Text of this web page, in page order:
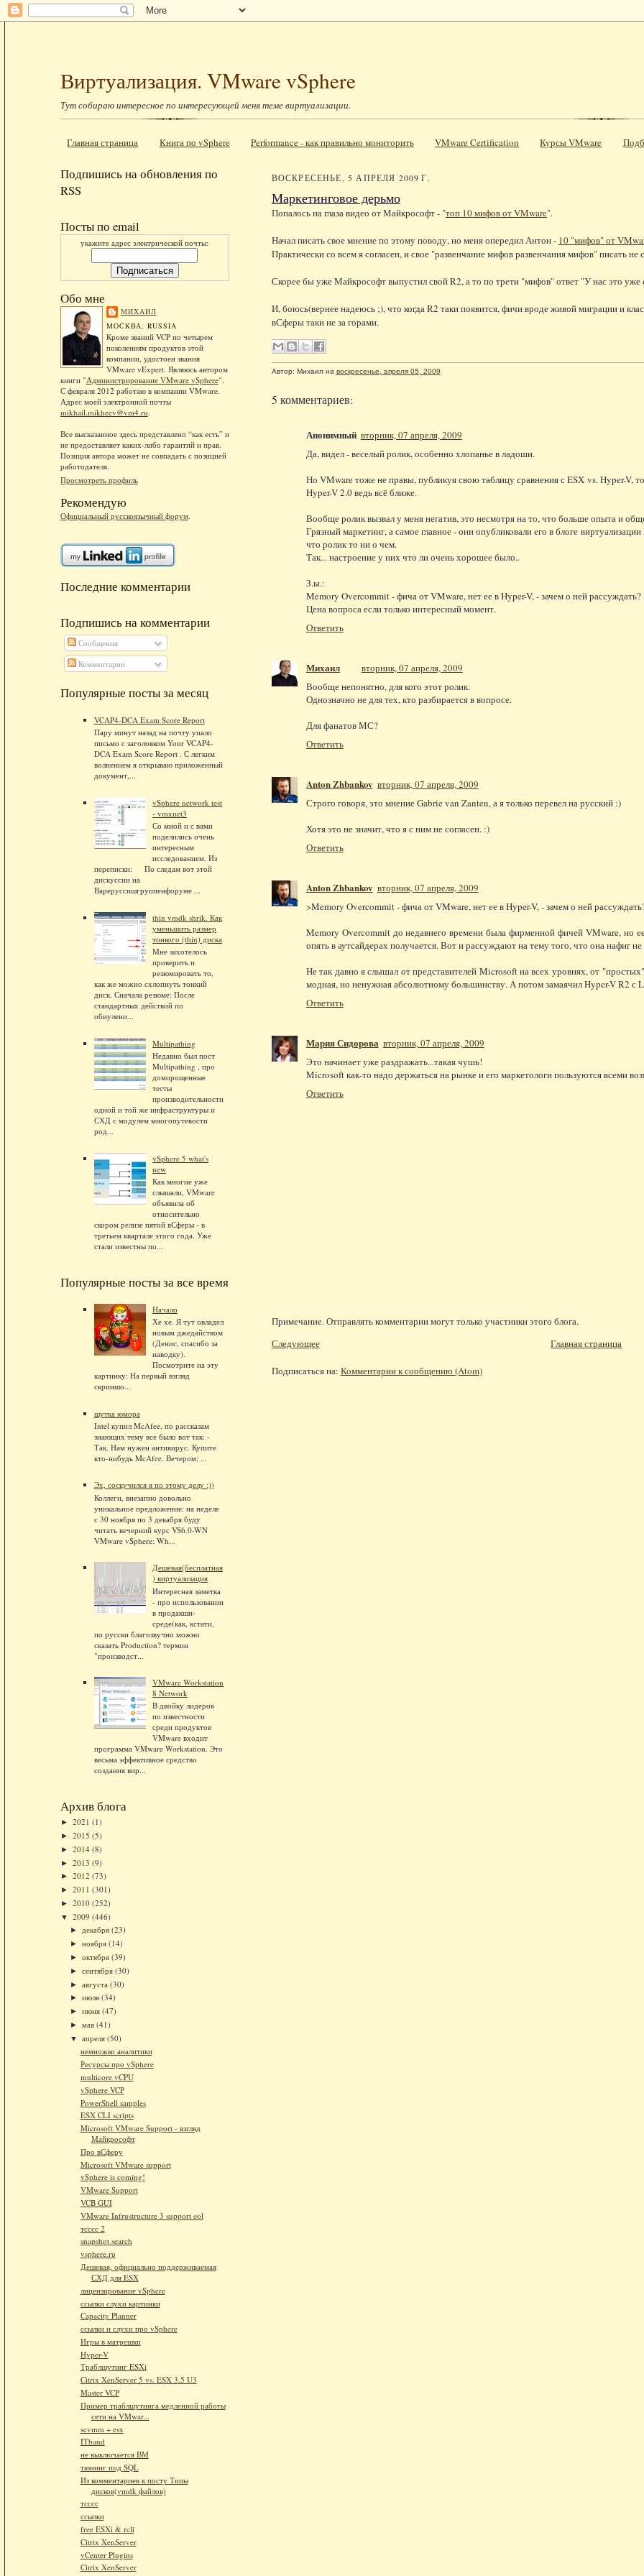
Виртуализация. VMware vSphere
Тут собираю интересное по интересующей меня теме виртуализации.
Главная страница Книга по vSphere Performance - как правильно мониторить VMware Certification Курсы VMware
Подпишись на обновления по
RSS
Посты по email
укажите адрес электрической почты:
Обо мне
МИХАИЛ
МОСКВА, RUSSIA
Кроме званий VCP по четырем
поколениям продуктов этой
компании, удостоен звания
VMware vExpert. Являюсь автором
книги "Администрирование VMware vSphere".
С февраля 2012 работаю в компании VMware.
Адрес моей электронной почты
mikhail.mikheev@vm4.ru.
Все высказанное здесь представлено “как есть” и
не предоставляет каких-либо гарантий и прав.
Позиция автора может не совпадать с позицией
работодателя.
Просмотреть профиль
Рекомендую
Официальный русскоязычный форум.
Последние комментарии
Подпишись на комментарии
Сообщения
Комментарии
Популярные посты за месяц
VCAP4-DCA Exam Score Report
Пару минут назад на почту упало
письмо с заголовком Your VCAP4-
DCA Exam Score Report . С легким
волнением я открываю приложенный
документ,...
vSphere network test
- vmxnet3
Со мной и с вами
поделились очень
интересным
исследованием. Из
переписки: По следам вот этой
дискуссии на
Вареруссишгруппенфоруме ...
thin vmdk shrik. Как
уменьшить размер
тонкого (thin) диска
Мне захотелось
проверить и
резюмировать то,
как же можно схлопнуть тонкий
диск. Сначала резюме: После
стандартных действий по
обнулени...
Multipathing
Недавно был пост
Multipathing , про
доморощенные
тесты
производительности
одной и той же инфраструктуры и
СХД с модулем многопутевости
род...
vSphere 5 what's
new
Как многие уже
слышали, VMware
объявила об
относительно
скором релизе пятой вСферы - в
третьем квартале этого года. Уже
стали известны по...
Популярные посты за все время
Начало
Хе хе. Я тут овладел
новым джедайством
(Денис, спасибо за
наводку).
Посмотрите на эту
картинку: На первый взгляд
скриншо...
шутка юмора
Intel купил McAfee. по рассказам
знающих тему все было вот так: -
Так. Нам нужен антивирус. Купите
кто-нибудь McAfee. Вечером: ...
Эх, соскучился я по этому делу :))
Коллеги, внезапно довольно
уникальное предложение: на неделе
с 30 ноября по 3 декабря буду
читать вечерний курс VS6.0-WN
VMware vSphere: Wh...
Дешевая(бесплатная
) виртуализация
Интересная заметка
- про использовании
в продакшн-
среде(как, кстати,
по русски благозвучно можно
сказать Production? термин
"производст...
VMware Workstation
8 Network
В двойку лидеров
по известности
среди продуктов
VMware входит
программа VMware Workstation. Это
весьма эффективное средство
создания вир...
Архив блога
► 2021 (1)
► 2015 (5)
► 2014 (8)
► 2013 (9)
► 2012 (73)
► 2011 (301)
► 2010 (252)
▼ 2009 (446)
► декабря (23)
► ноября (14)
► октября (39)
► сентября (30)
► августа (30)
► июля (34)
► июня (47)
► мая (41)
▼ апреля (50)
немножко аналитики
Ресурсы про vSphere
multicore vCPU
vSphere VCP
PowerShell samples
ESX CLI scripts
Microsoft VMware Support - взгляд
Майкрософт
Про вСферу
Microsoft VMware support
vSphere is coming!
VMware Support
VCB GUI
VMware Infrustructure 3 support eol
тсссс 2
snapshot search
vsphere.ru
Дешевая, официально поддерживаемая
СХД для ESX
лицензирование vSphere
ссылки слухи картинки
Capacity Planner
ссылки и слухи про vSphere
Игры в матрешки
Hyper-V
Траблшутинг ESXi
Citrix XenServer 5 vs. ESX 3.5 U3
Master VCP
Пример траблшутинга медленной работы
сети на VMwar...
scvmm + esx
ITband
не выключается ВМ
тюнинг под SQL
Из комментариев к посту Типы
дисков(vmdk файлов)
тсссс
ссылки
free ESXi & rcli
Citrix XenServer
vCenter Plugins
Citrix XenServer
ВОСКРЕСЕНЬЕ, 5 АПРЕЛЯ 2009 Г.
Маркетинговое дерьмо
Попалось на глаза видео от Майкрософт - "топ 10 мифов от VMware".
Начал писать свое мнение по этому поводу, но меня опередил Антон - 10 "мифов" от
Практически со всем я согласен, и свое "развенчание мифов развенчания мифов" писать
Скорее бы уже Майкрософт выпустил свой R2, а то по трети "мифов" ответ "У нас это
И, боюсь(вернее надеюсь ;), что когда R2 таки появится, фичи вроде живой миграции и
вСферы таки не за горами.
Автор: Михаил на воскресенье, апреля 05, 2009
5 комментариев:
Анонимный вторник, 07 апреля, 2009
Да, видел - веселый ролик, особенно хлопанье в ладоши.
Но VMware тоже не правы, публикуя свою таблицу сравнения с ESX vs. Hyper-V,
Hyper-V 2.0 ведь всё ближе.
Вообще ролик вызвал у меня негатив, это несмотря на то, что больше опыта и
Грязный маркетинг, а самое главное - они опубликовали его в блоге
что ролик то ни о чем.
Так... настроение у них что ли очень хорошее было..
З.ы.:
Memory Overcommit - фича от VMware, нет ее в Hyper-V, - зачем о ней рассуждать?
Цена вопроса если только интересный момент.
Ответить
Михаил
вторник, 07 апреля, 2009
Вообще непонятно, для кого этот ролик.
Однозначно не для тех, кто разбирается в вопросе.
Для фанатов МС?
Ответить
Anton Zhbankov вторник, 07 апреля, 2009
Строго говоря, это мнение Gabrie van Zanten, а я только перевел на русский :)
Хотя это не значит, что я с ним не согласен. :)
Ответить
Anton Zhbankov вторник, 07 апреля, 2009
>Memory Overcommit - фича от VMware, нет ее в Hyper-V, - зачем о ней
Memory Overcommit до недавнего времени была фирменной фичей VMware, но
опять в аутсайдерах получается. Вот и рассуждают на тему того, что она нафиг
Не так давно я слышал от представителей Microsoft на всех уровнях, от
модная, но ненужная абсолютному большинству. А потом замаячил Hyper-V R2 с
Ответить
Мария Сидорова вторник, 07 апреля, 2009
Это начинает уже раздражать...такая чушь!
Microsoft как-то надо держаться на рынке и его маркетологи пользуются всеми
Ответить
Примечание. Отправлять комментарии могут только участники этого блога.
Следующее
Главная страница
Подписаться на: Комментарии к сообщению (Atom)